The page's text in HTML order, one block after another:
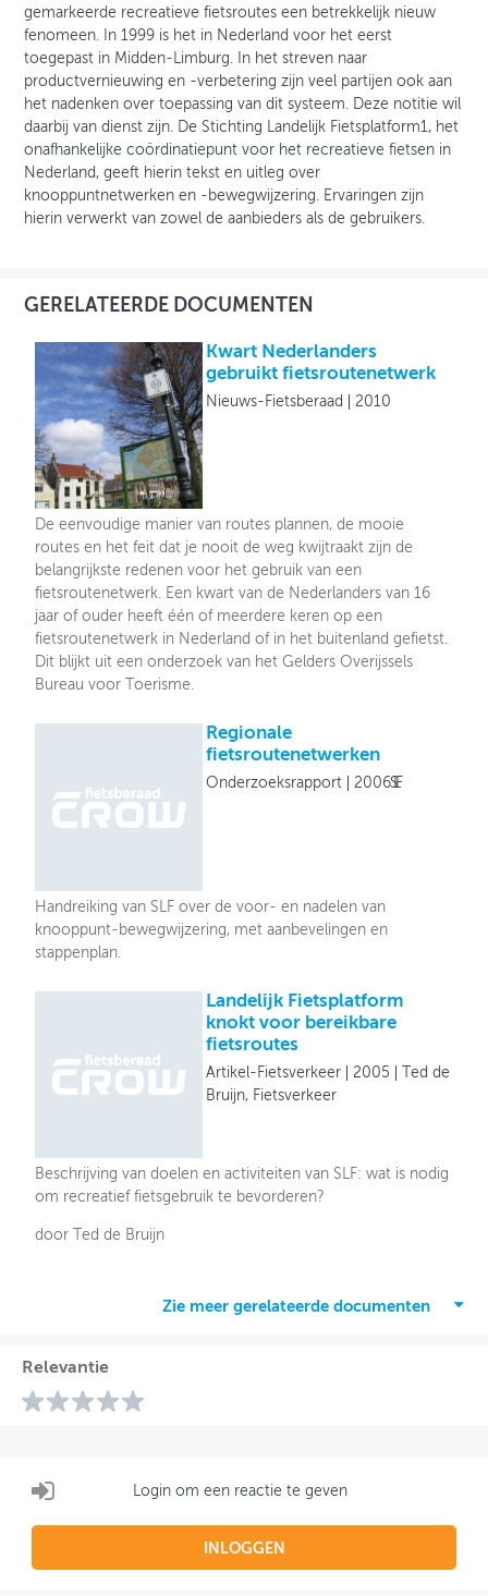
gemarkeerde recreatieve fietsroutes een betrekkelijk nieuw
fenomeen. In 1999 is het in Nederland voor het eerst
toegepast in Midden-Limburg. In het streven naar
productvernieuwing en -verbetering zijn veel partijen ook aan
het nadenken over toepassing van dit systeem. Deze notitie wil
daarbij van dienst zijn. De Stichting Landelijk Fietsplatform1, het
onafhankelijke coördinatiepunt voor het recreatieve fietsen in
Nederland, geeft hierin tekst en uitleg over
knooppuntnetwerken en -bewegwijzering. Ervaringen zijn
hierin verwerkt van zowel de aanbieders als de gebruikers.
GERELATEERDE DOCUMENTEN
Kwart Nederlanders
gebruikt fietsroutenetwerk
Nieuws-Fietsberaad 2010
De eenvoudige manier van routes plannen, de mooie
routes en het feit dat je nooit de weg kwijtraakt zijn de
belangrijkste redenen voor het gebruik van een
fietsroutenetwerk. Een kwart van de Nederlanders van 16
jaar of ouder heeft één of meerdere keren op een
fietsroutenetwerk in Nederland of in het buitenland gefietst.
Dit blijkt uit een onderzoek van het Gelders Overijssels
Bureau voor Toerisme.
Regionale
fietsroutenetwerken
Onderzoeksrapport 2006SLF
Handreiking van SLF over de voor- en nadelen van
knooppunt-bewegwijzering, met aanbevelingen en
stappenplan.
Landelijk Fietsplatform
knokt voor bereikbare
fietsroutes
Artikel-Fietsverkeer 2005
Ted de
Bruijn, Fietsverkeer
Beschrijving van doelen en activiteiten van SLF: wat is nodig
om recreatief fietsgebruik te bevorderen?
door Ted de Bruijn
Zie meer gerelateerde documenten
Relevantie
Login om een reactie te geven
INLOGGEN